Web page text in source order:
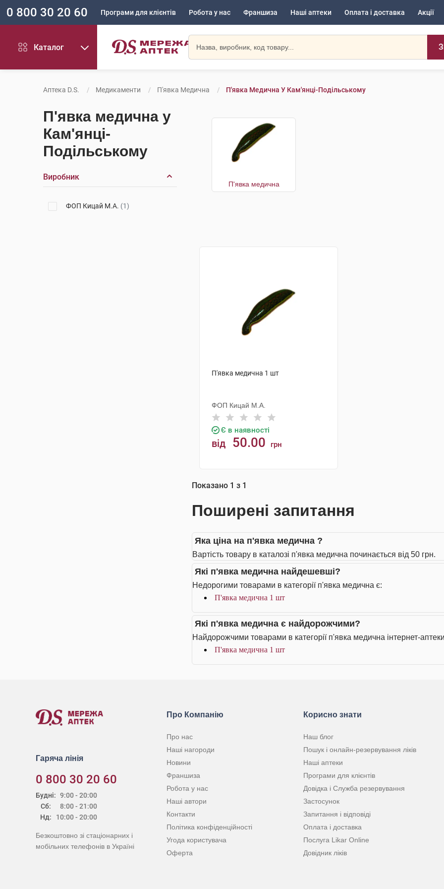
0 800 30 20 60 Програми для клієнтів Робота у нас Франшиза Наші аптеки Оплата і доставка Акції
Каталог
Аптека D.S. Медикаменти П'явка Медична П'явка Медична У Кам'янці-Подільському
П'явка медична у
Кам'янці-
Подільському
Виробник
ФОП Кицай М.А. (1)
П'явка медична
П'явка медична 1 шт
ФОП Кицай М.А.
Є в наявності
від 50.00 грн
Показано 1 з 1
Поширені запитання
Яка ціна на п'явка медична ?
Вартість товару в каталозі п'явка медична починається від 50 грн.
Які п'явка медична найдешевші?
Недорогими товарами в категорії п'явка медична є:
П'явка медична 1 шт
Які п'явка медична є найдорожчими?
Найдорожчими товарами в категорії п'явка медична інтернет-
П'явка медична 1 шт
Гаряча лінія
0 800 30 20 60
Будні:
Сб:
Нд:
9:00 - 20:00
8:00 - 21:00
10:00 - 20:00
Безкоштовно зі стаціонарних і
мобільних телефонів в Україні
Про Компанію
Про нас
Наші нагороди
Новини
Франшиза
Робота у нас
Наші автори
Контакти
Політика конфіденційності
Угода користувача
Оферта
Корисно знати
Наш блог
Пошук і онлайн-резервування ліків
Наші аптеки
Програми для клієнтів
Довідка і Служба резервування
Застосунок
Запитання і відповіді
Оплата і доставка
Послуга Likar Online
Довідник ліків